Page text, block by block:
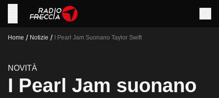
Home / Notizie / I Pearl Jam Suonano Taylor Swift
NOVITÀ
I Pearl Jam suonano